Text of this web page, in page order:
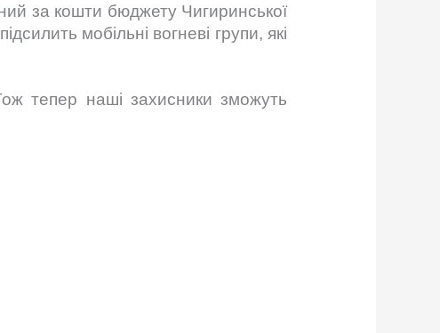
за кошти бюджету Чигиринської
мобільні вогневі групи, які
тепер наші захисники зможуть